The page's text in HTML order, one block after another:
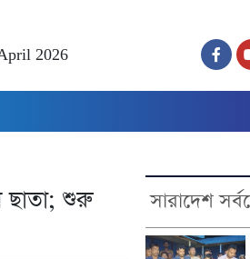
2026
ছাতা; শুরু
সারাদেশ